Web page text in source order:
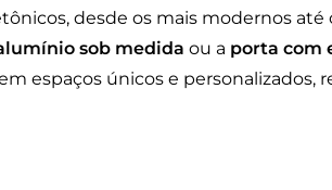
desde os mais modernos até
sob medida ou a porta com
espaços únicos e personalizados,